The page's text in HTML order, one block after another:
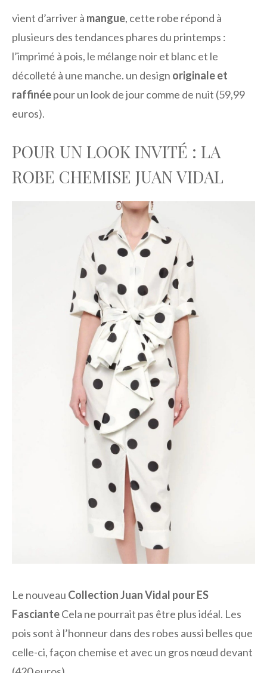
vient d’arriver à mangue, cette robe répond à
plusieurs des tendances phares du printemps :
l’imprimé à pois, le mélange noir et blanc et le
décolleté à une manche. un design originale et
raffinéepour un look de jour comme de nuit (59,99
euros).
POUR UN LOOK INVITÉ : LA
ROBE CHEMISE JUAN VIDAL
Le nouveau Collection Juan Vidal pour ES
FascianteCela ne pourrait pas être plus idéal. Les
pois sont à l’honneur dans des robes aussi belles que
celle-ci, façon chemise et avec un gros nœud devant